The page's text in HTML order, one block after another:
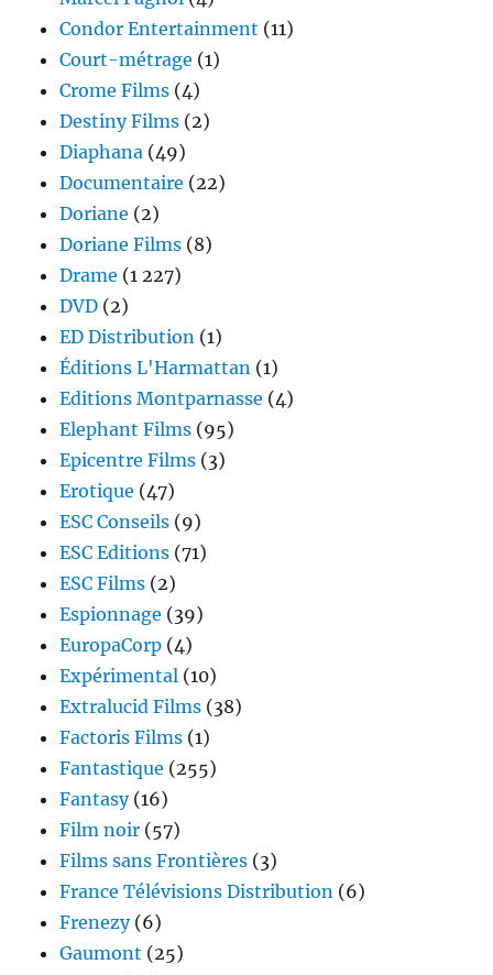
Condor Entertainment (11)
Court-métrage (1)
Crome Films (4)
Destiny Films (2)
Diaphana (49)
Documentaire (22)
Doriane (2)
Doriane Films (8)
Drame (1 227)
DVD (2)
ED Distribution (1)
Éditions L'Harmattan (1)
Editions Montparnasse (4)
Elephant Films (95)
Epicentre Films (3)
Erotique (47)
ESC Conseils (9)
ESC Editions (71)
ESC Films (2)
Espionnage (39)
EuropaCorp (4)
Expérimental (10)
Extralucid Films (38)
Factoris Films (1)
Fantastique (255)
Fantasy(16)
Film noir (57)
Films sans Frontières (3)
France Télévisions Distribution (6)
Frenezy(6)
Gaumont (25)